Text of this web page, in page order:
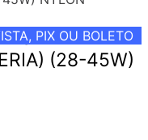
PIX OU BOLETO
(28-45W)